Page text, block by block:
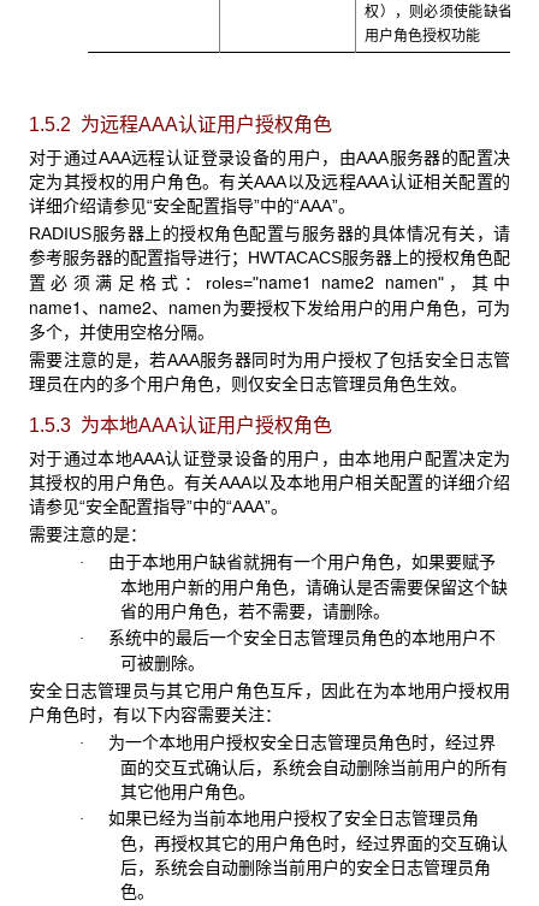
权），则必须使能缺省
用户角色授权功能
1.5.2 为远程AAA认证用户授权角色
对于通过AAA远程认证登录设备的用户，由AAA服务器的配置决
定为其授权的用户角色。有关AAA以及远程AAA认证相关配置的
详细介绍请参见“安全配置指导”中的“AAA”。
RADIUS服务器上的授权角色配置与服务器的具体情况有关，请
参考服务器的配置指导进行；HWTACACS服务器上的授权角色配
置必须满足格式：roles="name1 name2 namen"，其中
name1 、 name2、 namen为要授权下发给用户的用户角色，可为
多个，并使用空格分隔。
需要注意的是，若AAA服务器同时为用户授权了包括安全日志管
理员在内的多个用户角色，则仅安全日志管理员角色生效。
1.5.3 为本地AAA认证用户授权角色
对于通过本地AAA认证登录设备的用户，由本地用户配置决定为
其授权的用户角色。有关AAA以及本地用户相关配置的详细介绍
请参见“安全配置指导”中的“AAA”。
需要注意的是：
· 由于本地用户缺省就拥有一个用户角色，如果要赋予
本地用户新的用户角色，请确认是否需要保留这个缺
省的用户角色，若不需要，请删除。
· 系统中的最后一个安全日志管理员角色的本地用户不
可被删除。
安全日志管理员与其它用户角色互斥，因此在为本地用户授权用
户角色时，有以下内容需要关注：
· 为一个本地用户授权安全日志管理员角色时，经过界
面的交互式确认后，系统会自动删除当前用户的所有
其它他用户角色。
· 如果已经为当前本地用户授权了安全日志管理员角
色，再授权其它的用户角色时，经过界面的交互确认
后，系统会自动删除当前用户的安全日志管理员角
色。